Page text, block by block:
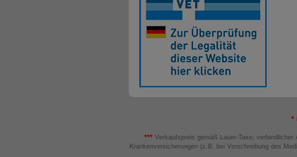
*
*** Verkaufspreis gemäß Lauer-Taxe;
Krankenversicherungen (z.B. bei Verschreibung des